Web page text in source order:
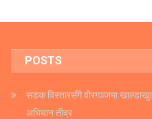
POSTS
सडक विस्तारसँगै वीरगञ्जमा
अभियान तीव्र